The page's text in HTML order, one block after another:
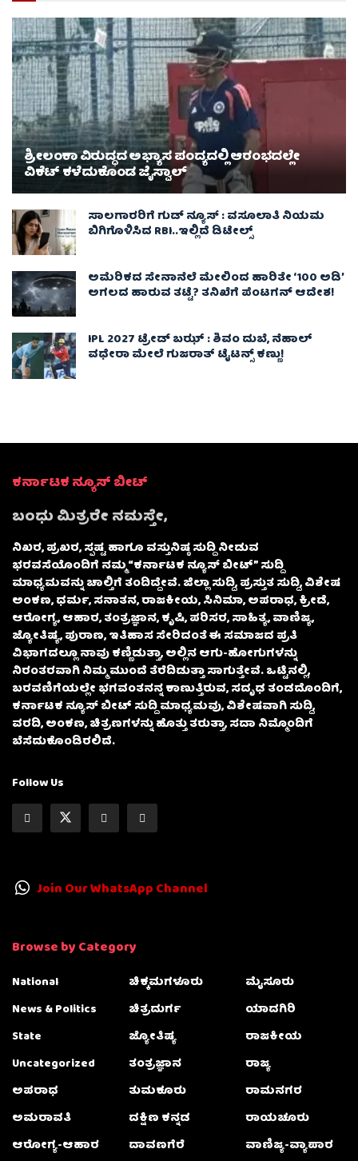
ಶ್ರೀಲಂಕಾ ವಿರುದ್ಧದ ಅಭ್ಯಾಸ ಪಂದ್ಯದಲ್ಲಿ ಆರಂಭದಲ್ಲೇ
ವಿಕೆಟ್ ಕಳೆದುಕೊಂಡ ಜೈಸ್ವಾಲ್
ಸಾಲಗಾರರಿಗೆ ಗುಡ್ ನ್ಯೂಸ್ : ವಸೂಲಾತಿ ನಿಯಮ
ಬಿಗಿಗೊಳಿಸಿದ RBI..ಇಲ್ಲಿದೆ ಡಿಟೇಲ್ಸ್
ಅಮೆರಿಕದ ಸೇನಾನೆಲೆ ಮೇಲಿಂದ ಹಾರಿತೇ ‘100 ಅಡಿ’
ಅಗಲದ ಹಾರುವ ತಟ್ಟೆ? ತನಿಖೆಗೆ ಪೆಂಟಗನ್ ಆದೇಶ!
IPL 2027 ಟ್ರೇಡ್‌ ಬಝ್ : ಶಿವಂ ದುಬೆ, ನೆಹಾಲ್
ವಧೇರಾ ಮೇಲೆ ಗುಜರಾತ್ ಟೈಟನ್ಸ್ ಕಣ್ಣು!
ಕರ್ನಾಟಕ ನ್ಯೂಸ್ ಬೀಟ್
ಬಂಧು ಮಿತ್ರರೇ ನಮಸ್ತೇ,
ನಿಖರ, ಪ್ರಖರ, ಸ್ಪಷ್ಟ ಹಾಗೂ ವಸ್ತುನಿಷ್ಠ ಸುದ್ದಿ ನೀಡುವ
ಭರವಸೆಯೊಂದಿಗೆ ನಮ್ಮ “ಕರ್ನಾಟಕ ನ್ಯೂಸ್ ಬೀಟ್” ಸುದ್ದಿ
ಮಾಧ್ಯಮವನ್ನು ಚಾಲ್ತಿಗೆ ತಂದಿದ್ದೇವೆ. ಜಿಲ್ಲಾ ಸುದ್ದಿ, ಪ್ರಸ್ತುತ ಸುದ್ದಿ, ವಿಶೇಷ
ಅಂಕಣ, ಧರ್ಮ, ಸನಾತನ, ರಾಜಕೀಯ, ಸಿನಿಮಾ, ಅಪರಾಧ, ಕ್ರೀಡೆ,
ಆರೋಗ್ಯ, ಆಹಾರ, ತಂತ್ರಜ್ಞಾನ, ಕೃಷಿ, ಪರಿಸರ, ಸಾಹಿತ್ಯ, ವಾಣಿಜ್ಯ,
ಜ್ಯೋತಿಷ್ಯ, ಪುರಾಣ, ಇತಿಹಾಸ ಸೇರಿದಂತೆ ಈ ಸಮಾಜದ ಪ್ರತಿ
ವಿಭಾಗದಲ್ಲೂ ನಾವು ಕಣ್ಣಿಡುತ್ತಾ, ಅಲ್ಲಿನ ಆಗು-ಹೋಗುಗಳನ್ನು
ನಿರಂತರವಾಗಿ ನಿಮ್ಮ ಮುಂದೆ ತೆರೆದಿಡುತ್ತಾ ಸಾಗುತ್ತೇವೆ. ಒಟ್ಟಿನಲ್ಲಿ,
ಬರವಣಿಗೆಯಲ್ಲೇ ಭಗವಂತನನ್ನ ಕಾಣುತ್ತಿರುವ, ಸದೃಢ ತಂಡದೊಂದಿಗೆ,
ಕರ್ನಾಟಕ ನ್ಯೂಸ್ ಬೀಟ್ ಸುದ್ದಿ ಮಾಧ್ಯಮವು, ವಿಶೇಷವಾಗಿ ಸುದ್ದಿ,
ವರದಿ, ಅಂಕಣ, ಚಿತ್ರಣಗಳನ್ನು ಹೊತ್ತು ತರುತ್ತಾ, ಸದಾ ನಿಮ್ಮೊಂದಿಗೆ
ಬೆಸೆದುಕೊಂಡಿರಲಿದೆ.
Follow Us
Join Our WhatsApp Channel
Browse by Category
National
News & Politics
State
Uncategorized
ಅಪರಾಧ
ಅಮರಾವತಿ
ಆರೋಗ್ಯ-ಆಹಾರ
ಚಿಕ್ಕಮಗಳೂರು
ಚಿತ್ರದುರ್ಗ
ಜ್ಯೋತಿಷ್ಯ
ತಂತ್ರಜ್ಞಾನ
ತುಮಕೂರು
ದಕ್ಷಿಣ ಕನ್ನಡ
ದಾವಣಗೆರೆ
ಮೈಸೂರು
ಯಾದಗಿರಿ
ರಾಜಕೀಯ
ರಾಜ್ಯ
ರಾಮನಗರ
ರಾಯಚೂರು
ವಾಣಿಜ್ಯ-ವ್ಯಾಪಾರ